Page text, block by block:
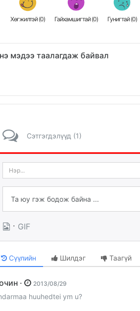
Хөгжилтэй (0) Гайхамшигтай (0) Гунигтай (0)
мэдээ таалагдаж байвал
Сэтгэгдэлүүд (1)
· GIF
Сүүлийн Шилдэг Таагүй
Зочин · 2013/08/29
huuhedtei ym u?